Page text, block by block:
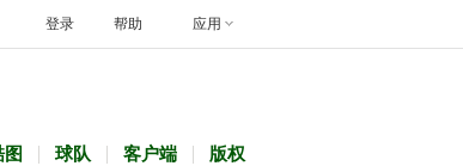
帮助 应用
登录
图 球队 客户端 版权